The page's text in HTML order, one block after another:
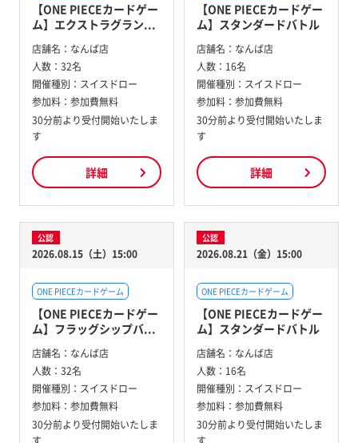
【ONE PIECEカードゲー
ム】エクストラグラン...
店舗名： なんば店
人数： 32名
開催種別： スイスドロー
参加料： 参加費無料
30分前より受付開始いたしま
す
詳細
【ONE PIECEカードゲー
ム】スタンダードバトル
店舗名： なんば店
人数： 16名
開催種別： スイスドロー
参加料： 参加費無料
30分前より受付開始いたしま
す
詳細
公認
2026.08.15（土）15:00
ONE PIECEカードゲーム
【ONE PIECEカードゲー
ム】フラッグシップバ...
店舗名： なんば店
人数： 32名
開催種別： スイスドロー
参加料： 参加費無料
30分前より受付開始いたしま
公認
2026.08.21（金）15:00
ONE PIECEカードゲーム
【ONE PIECEカードゲー
ム】スタンダードバトル
店舗名： なんば店
人数： 16名
開催種別： スイスドロー
参加料： 参加費無料
30分前より受付開始いたしま